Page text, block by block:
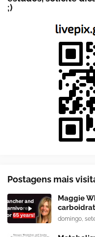
;)
Postagens mais
Maggie
domingo,